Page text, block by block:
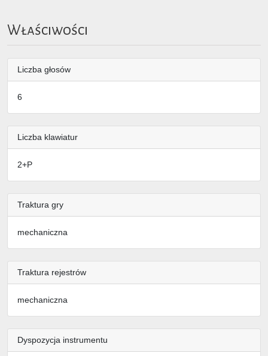
Właściwości
Liczba głosów
6
Liczba klawiatur
2+P
Traktura gry
mechaniczna
Traktura rejestrów
mechaniczna
Dyspozycja instrumentu